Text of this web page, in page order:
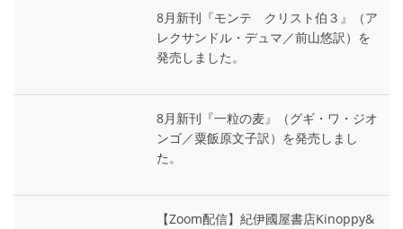
8月新刊『モンテ゠クリスト伯３』（ア
レクサンドル・デュマ／前山悠訳）を
発売しました。
8月新刊『一粒の麦』（グギ・ワ・ジオ
ンゴ／粟飯原文子訳）を発売しまし
た。
【Zoom配信】紀伊國屋書店Kinoppy&